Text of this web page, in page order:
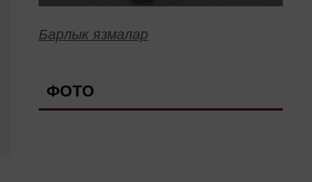
Барлык язмалар
ФОТО